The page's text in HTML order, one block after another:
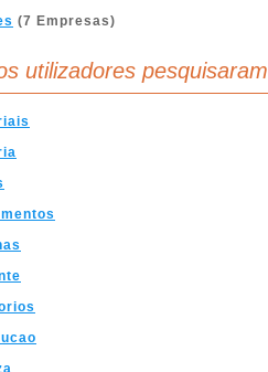
(7 Empresas)
utilizadores pesquisaram